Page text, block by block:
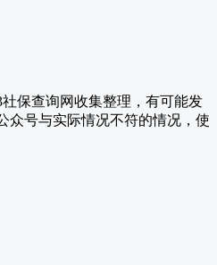
社保查询网收集整理，有可能发
众号与实际情况不符的情况，使